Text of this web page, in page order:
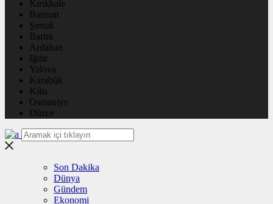
Kırıkkale
Batman
Şırnak
Bartın
Ardahan
Iğdır
Yalova
Karabük
Kilis
Osmaniye
Düzce
Son Dakika
Dünya
Gündem
Ekonomi